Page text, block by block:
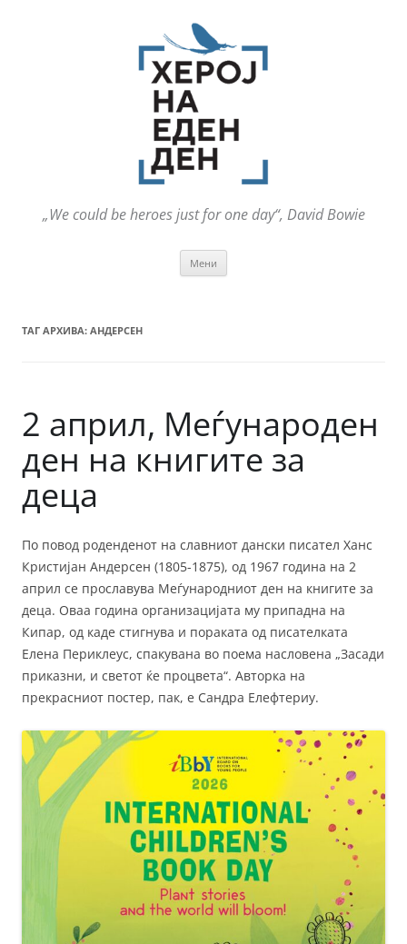
„We could be heroes just for one day“, David Bowie
Мени
ТАГ АРХИВА: АНДЕРСЕН
2 април, Меѓународен
ден на книгите за
деца
По повод роденденот на славниот дански писател Ханс
Кристијан Андерсен (1805-1875), од 1967 година на 2
април се прославува Меѓународниот ден на книгите за
деца. Оваа година организацијата му припадна на
Кипар, од каде стигнува и пораката од писателката
Елена Периклеус, спакувана во поема насловена „Засади
приказни, и светот ќе процвета“. Авторка на
прекрасниот постер, пак, е Сандра Елефтериу.